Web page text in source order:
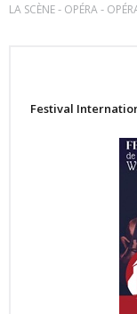
LA SCÈNE- OPÉRA-
Festival